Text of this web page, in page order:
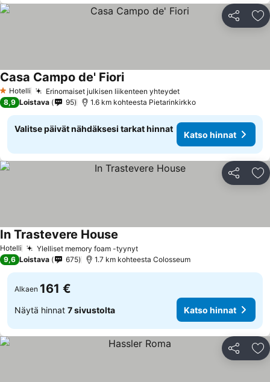
Jaa
1 Tähtiluokitus
Hotelli Erinomaiset julkisen liikenteen yhteydetKatso hinnat
Casa Campo de' FioriKatso hinnat
8,9 Loistava 95 1.6 km kohteesta Pietarinkirkko
Valitse päivät nähdäksesi tarkat hinnat
Katso hinnat
Jaa
Hotelli Ylelliset memory foam -tyynytKatso hinnat
In Trastevere House
9,6 Loistava 675 1.7 km kohteesta Colosseum
Alkaen 161 €
Näytä hinnat 7 sivustolta Katso hinnat
Jaa